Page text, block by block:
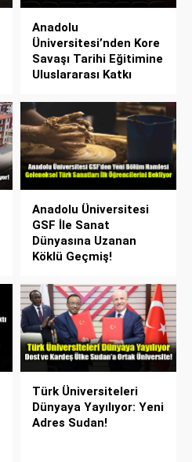
Anadolu
Üniversitesi’nden Kore
Savaşı Tarihi Eğitimine
Uluslararası Katkı
Anadolu Üniversitesi
GSF İle Sanat
Dünyasına Uzanan
Köklü Geçmiş!
Türk Üniversiteleri
Dünyaya Yayılıyor: Yeni
Adres Sudan!